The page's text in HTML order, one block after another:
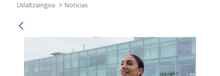
Udaltzaingoa Noticias